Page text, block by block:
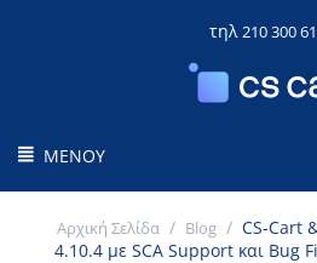
τηλ210 300
ΜΕΝΟΎ
Αρχική Σελίδα / Blog / CS-Cart
4.10.4 με SCA Support και Bug